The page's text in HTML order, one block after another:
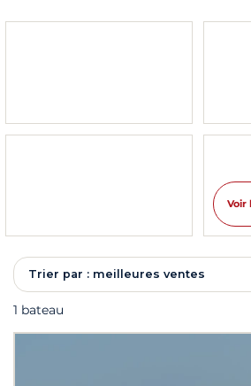
Trier par : meilleures ventes
1 bateau